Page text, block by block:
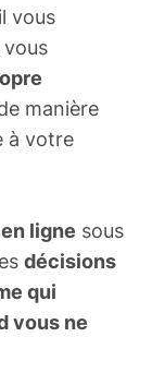
vous
vous
manière
à votre
ligne sous
décisions
qui
vous ne